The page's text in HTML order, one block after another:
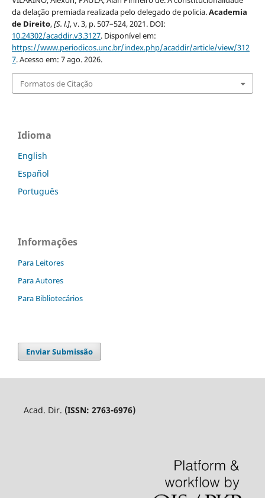
da delação premiada realizada pelo delegado de policia.Academia
de Direito,[S. l.], v. 3, p. 507–524, 2021. DOI:
10.24302/acaddir.v3.3127. Disponível em:
https://www.periodicos.unc.br/index.php/acaddir/article/view/312
7. Acesso em: 7 ago. 2026.
Formatos de Citação
Idioma
English
Español
Português
Informações
Para Leitores
Para Autores
Para Bibliotecários
Enviar Submissão
Acad. Dir. (ISSN: 2763-6976)